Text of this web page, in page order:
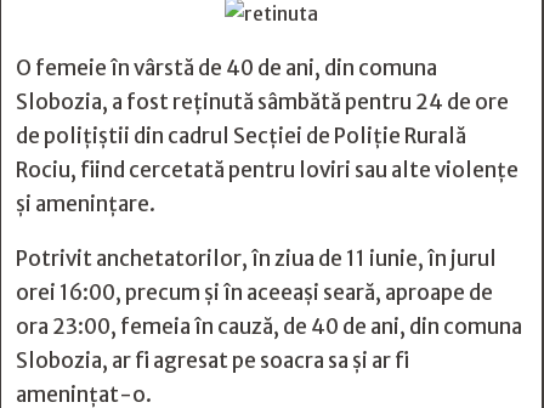
O femeie în vârstă de 40 de ani, din comuna
Slobozia, a fost reținută sâmbătă pentru 24 de ore
de polițiștii din cadrul Secției de Poliție Rurală
Rociu, fiind cercetată pentru loviri sau alte violențe
și amenințare.
Potrivit anchetatorilor, în ziua de 11 iunie, în jurul
orei 16:00, precum și în aceeași seară, aproape de
ora 23:00, femeia în cauză, de 40 de ani, din comuna
Slobozia, ar fi agresat pe soacra sa și ar fi
amenințat-o.